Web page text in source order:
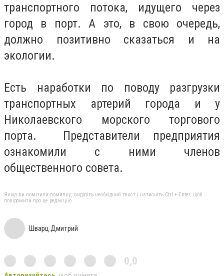
транспортного потока, идущего через
город в порт. А это, в свою очередь,
должно позитивно сказаться и на
экологии.
Есть наработки по поводу разгрузки
транспортных артерий города и у
Николаевского морского торгового
порта. Представители предприятия
ознакомили с ними членов
общественного совета.
Якщо ви помітили помилку, виділіть необхідний текст і натисніть Ctrl + Enter, щоб
повідомити про це редакцію
Шварц Дмитрий
0,0